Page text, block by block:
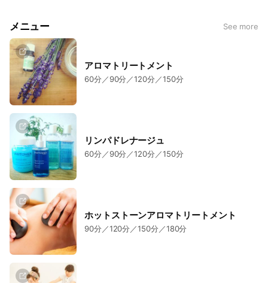
メニュー See more
アロマトリートメント
60分／90分／120分／150分
リンパドレナージュ
60分／90分／120分／150分
ホットストーンアロマトリートメント
90分／120分／150分／180分